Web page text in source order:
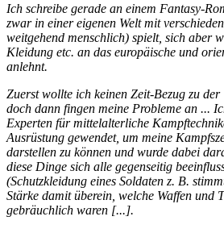
Ich schreibe gerade an einem Fantasy-
zwar in einer eigenen Welt mit
weitgehend menschlich) spielt, sich aber
Kleidung etc. an das europäische und
anlehnt.
Zuerst wollte ich keinen Zeit-Bezug zu der
doch dann fingen meine Probleme an ...
Experten für mittelalterliche
Ausrüstung gewendet, um meine
darstellen zu können und wurde dabei
diese Dinge sich alle gegenseitig
(Schutzkleidung eines Soldaten z. B.
Stärke damit überein, welche Waffen und
gebräuchlich waren [...].